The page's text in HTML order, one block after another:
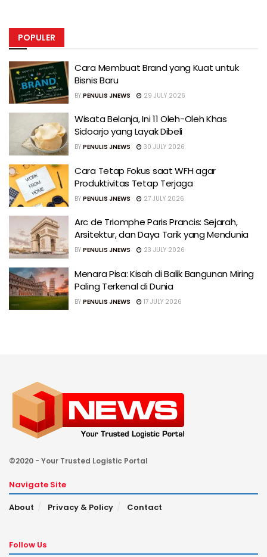
POPULER
Cara Membuat Brand yang Kuat untuk
Bisnis Baru
BY PENULIS JNEWS 29 JULY 2026
Wisata Belanja, Ini 11 Oleh-Oleh Khas
Sidoarjo yang Layak Dibeli
BY PENULIS JNEWS 30 JULY 2026
Cara Tetap Fokus saat WFH agar
Produktivitas Tetap Terjaga
BY PENULIS JNEWS 27 JULY 2026
Arc de Triomphe Paris Prancis: Sejarah,
Arsitektur, dan Daya Tarik yang Mendunia
BY PENULIS JNEWS 23 JULY 2026
Menara Pisa: Kisah di Balik Bangunan Miring
Paling Terkenal di Dunia
BY PENULIS JNEWS 17 JULY 2026
©2020 - Your Trusted Logistic Portal
Navigate Site
About
Privacy & Policy Contact
Follow Us